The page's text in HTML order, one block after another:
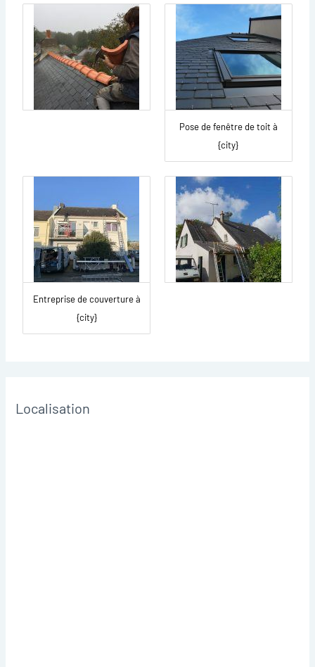
Pose de fenêtre de toit à
{city}
Entreprise de couverture à
{city}
Localisation